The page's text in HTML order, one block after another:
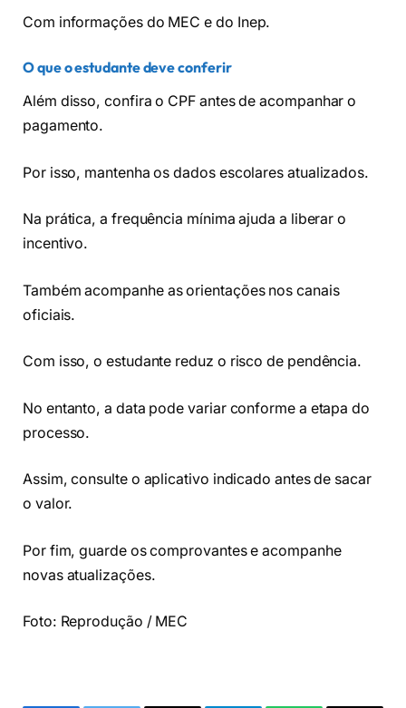
Com informações do MEC e do Inep.
O que o estudante deve conferir
Além disso, confira o CPF antes de acompanhar o
pagamento.
Por isso, mantenha os dados escolares atualizados.
Na prática, a frequência mínima ajuda a liberar o
incentivo.
Também acompanhe as orientações nos canais
oficiais.
Com isso, o estudante reduz o risco de pendência.
No entanto, a data pode variar conforme a etapa do
processo.
Assim, consulte o aplicativo indicado antes de sacar
o valor.
Por fim, guarde os comprovantes e acompanhe
novas atualizações.
Foto: Reprodução / MEC